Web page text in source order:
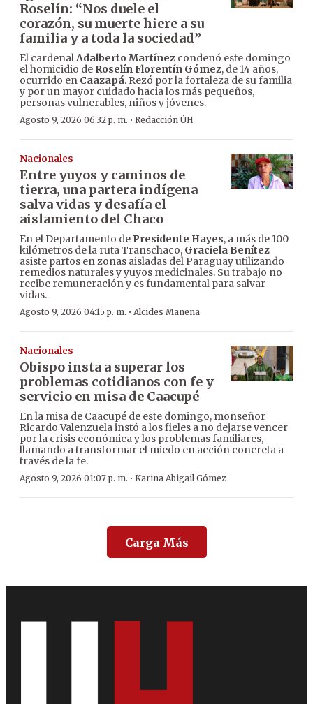
Roselín: “Nos duele el
corazón, su muerte hiere a su
familia y a toda la sociedad”
El cardenalAdalberto Martínez condenó este domingo
el homicidio de Roselín Florentín Gómez, de 14 años,
ocurrido en Caazapá. Rezó por la fortaleza de su familia
y por un mayor cuidado hacia los más pequeños,
personas vulnerables, niños y jóvenes.
Agosto 9, 2026 06:32 p. m. · Redacción ÚH
Nacionales
Entre yuyos y caminos de
tierra, una partera indígena
salva vidas y desafía el
aislamiento del Chaco
En el Departamento de Presidente Hayes, a más de 100
kilómetros de la ruta Transchaco, Graciela Benítez
asiste partos en zonas aisladas del Paraguay utilizando
remedios naturales y yuyos medicinales. Su trabajo no
recibe remuneración y es fundamental para salvar
vidas.
Agosto 9, 2026 04:15 p. m. · Alcides Manena
Nacionales
Obispo insta a superar los
problemas cotidianos con fe y
servicio en misa de Caacupé
En la misa de Caacupé de este domingo, monseñor
Ricardo Valenzuela instó a los fieles a no dejarse vencer
por la crisis económica y los problemas familiares,
llamando a transformar el miedo en acción concreta a
través de la fe.
Agosto 9, 2026 01:07 p. m. · Karina Abigail Gómez
Carga Más